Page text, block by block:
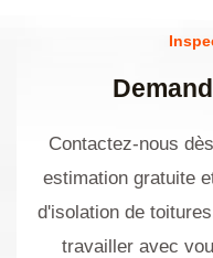
Contactez-nous
estimation gratuite
d'isolation de
travailler avec